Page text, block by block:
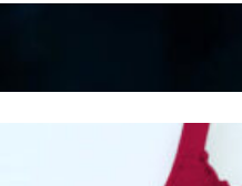
Kepribadian
Mengintip Kepribadian
Wanita Dari Warna Bra